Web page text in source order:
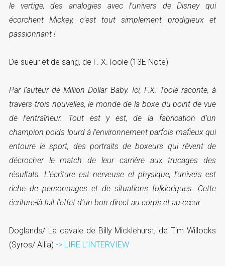
le vertige, des analogies avec l’univers de Disney qui
écorchent Mickey, c’est tout simplement prodigieux et
passionnant !
De sueur et de sang, de F. X.Toole (13E Note)
Par l’auteur de Million Dollar Baby. Ici, F.X. Toole raconte, à
travers trois nouvelles, le monde de la boxe du point de vue
de l’entraîneur. Tout est y est, de la fabrication d’un
champion poids lourd à l’environnement parfois mafieux qui
entoure le sport, des portraits de boxeurs qui rêvent de
décrocher le match de leur carrière aux trucages des
résultats. L’écriture est nerveuse et physique, l’univers est
riche de personnages et de situations folkloriques. Cette
écriture-là fait l’effet d’un bon direct au corps et au cœur.
Doglands/ La cavale de Billy Micklehurst, de Tim Willocks
(Syros/ Allia) -> LIRE L’INTERVIEW